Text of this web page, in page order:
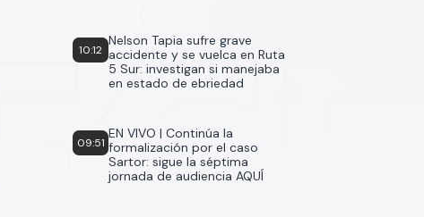
10:12
Nelson Tapia sufre grave
accidente y se vuelca en Ruta
5 Sur: investigan si manejaba
en estado de ebriedad
09:51
EN VIVO | Continúa la
formalización por el caso
Sartor: sigue la séptima
jornada de audiencia AQUÍ